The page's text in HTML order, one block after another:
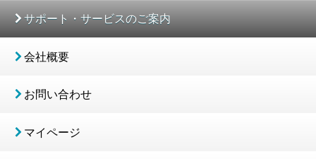
サポート・サービスのご案内
会社概要
お問い合わせ
マイページ